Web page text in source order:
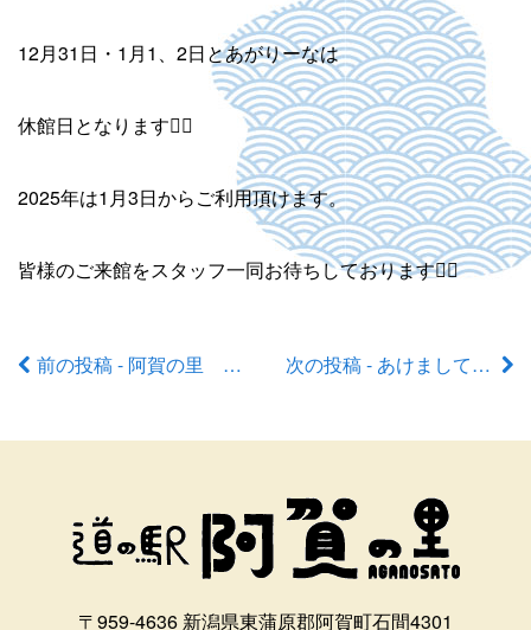
12月31日・1月1、2日とあがりーなは
休館日となります🙇‍♀️
2025年は1月3日からご利用頂けます。
皆様のご来館をスタッフ一同お待ちしております🙇‍♀️
前前の投稿 - 阿賀の里 餅つき大会！ 次の投稿 - あけましておめでとうございます。
〒959-4636 新潟県東蒲原郡阿賀町石間4301